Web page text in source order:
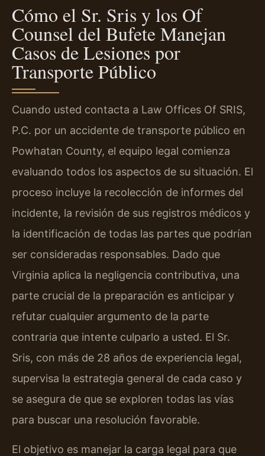
Cómo el Sr. Sris y los Of
Counsel del Bufete Manejan
Casos de Lesiones por
Transporte Público
Cuando usted contacta a Law Offices Of SRIS,
P.C. por un accidente de transporte público en
Powhatan County, el equipo legal comienza
evaluando todos los aspectos de su situación. El
proceso incluye la recolección de informes del
incidente, la revisión de sus registros médicos y
la identificación de todas las partes que podrían
ser consideradas responsables. Dado que
Virginia aplica la negligencia contributiva, una
parte crucial de la preparación es anticipar y
refutar cualquier argumento de la parte
contraria que intente culparlo a usted. El Sr.
Sris, con más de 28 años de experiencia legal,
supervisa la estrategia general de cada caso y
se asegura de que se exploren todas las vías
para buscar una resolución favorable.
El objetivo es manejar la carga legal para que